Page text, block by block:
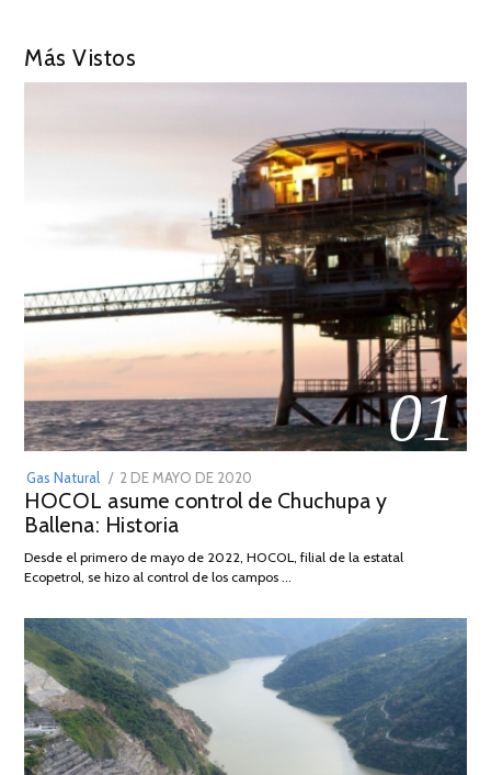
Más Vistos
01
Gas Natural
POSTED
ON
2 DE MAYO DE 2020
DE
2026
HOCOL asume control de Chuchupa y
Ballena: Historia
Desde el primero de mayo de 2022, HOCOL, filial de la estatal
Ecopetrol, se hizo al control de los campos …